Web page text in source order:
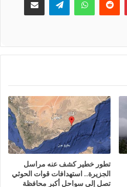
تطور خطير كشف عنه مراسل
الجزيرة.. استهدافات قوات الحوثي
تصل إلى سواحل أكبر محافظة